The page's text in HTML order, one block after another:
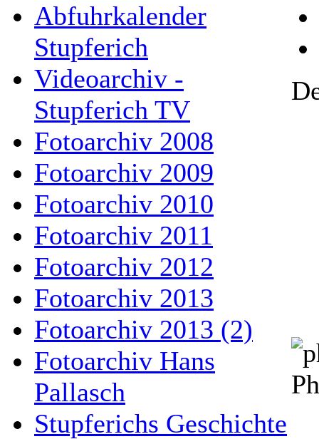
Abfuhrkalender
Stupferich
Videoarchiv -
Stupferich TV
Fotoarchiv 2008
Fotoarchiv 2009
Fotoarchiv 2010
Fotoarchiv 2011
Fotoarchiv 2012
Fotoarchiv 2013
Fotoarchiv 2013 (2)
Fotoarchiv Hans
Pallasch
Stupferichs Geschichte